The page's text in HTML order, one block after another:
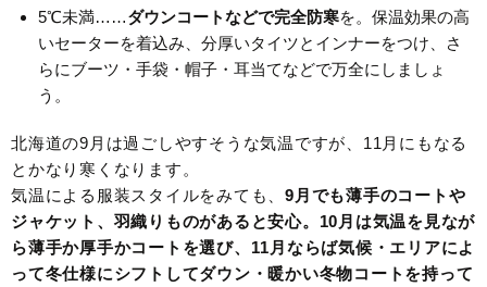
5℃未満……ダウンコートなどで完全防寒を。保温効果の高
いセーターを着込み、分厚いタイツとインナーをつけ、さ
らにブーツ・手袋・帽子・耳当てなどで万全にしましょ
う。
北海道の9月は過ごしやすそうな気温ですが、11月にもなる
とかなり寒くなります。
気温による服装スタイルをみても、 9月でも薄手のコートや
ジャケット、羽織りものがあると安心。10月は気温を見なが
ら薄手か厚手かコートを選び、11月ならば気候・エリアによ
って冬仕様にシフトしてダウン・暖かい冬物コートを持って